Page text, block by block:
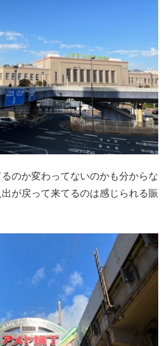
のか変わってないのかも分からな
が戻って来てるのは感じられる賑